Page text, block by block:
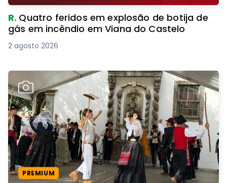
R. Quatro feridos em explosão de botija de
gás em incêndio em Viana do Castelo
2 agosto 2026
PREMIUM